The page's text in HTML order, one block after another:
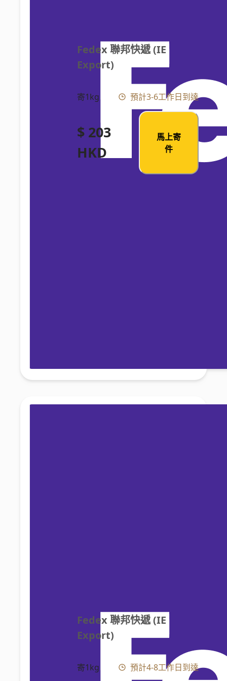
Fedex 聯邦快遞 (IE
Export)
寄1kg 預計3-6工作日到達
$ 203
HKD
馬上寄
件
Fedex 聯邦快遞 (IE
Export)
寄1kg 預計4-8工作日到達